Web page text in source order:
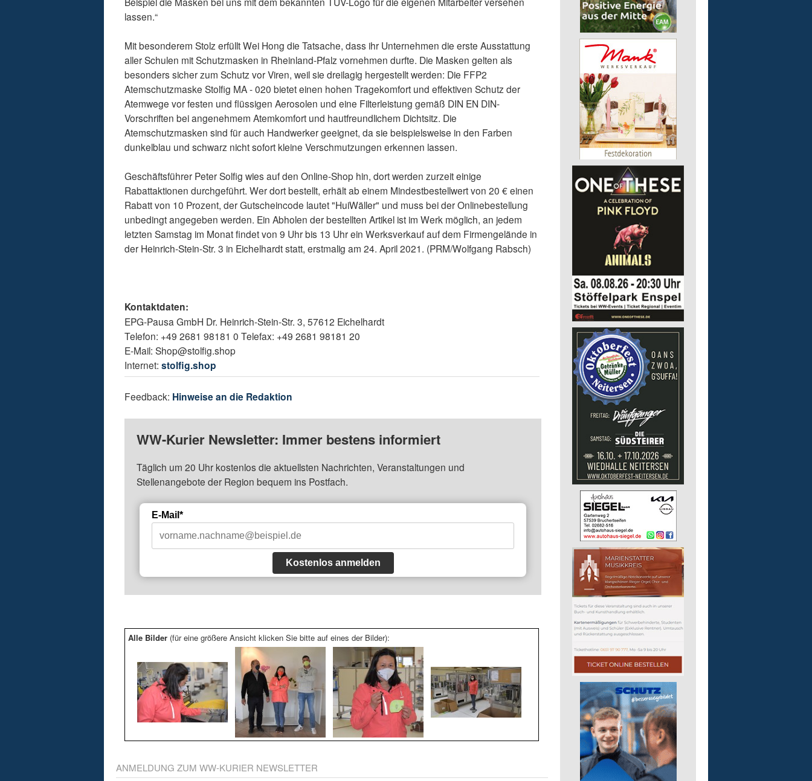
lassen.“
Mit besonderem Stolz erfüllt Wei Hong die Tatsache, dass ihr Unternehmen die erste Ausstattung
aller Schulen mit Schutzmasken in Rheinland-Pfalz vornehmen durfte. Die Masken gelten als
besonders sicher zum Schutz vor Viren, weil sie dreilagig hergestellt werden: Die FFP2
Atemschutzmaske Stolfig MA - 020 bietet einen hohen Tragekomfort und effektiven Schutz der
Atemwege vor festen und flüssigen Aerosolen und eine Filterleistung gemäß DIN EN DIN-
Vorschriften bei angenehmem Atemkomfort und hautfreundlichem Dichtsitz. Die
Atemschutzmasken sind für auch Handwerker geeignet, da sie beispielsweise in den Farben
dunkelblau und schwarz nicht sofort kleine Verschmutzungen erkennen lassen.
Geschäftsführer Peter Solfig wies auf den Online-Shop hin, dort werden zurzeit einige
Rabattaktionen durchgeführt. Wer dort bestellt, erhält ab einem Mindestbestellwert von 20 € einen
Rabatt von 10 Prozent, der Gutscheincode lautet "HuiWäller" und muss bei der Onlinebestellung
unbedingt angegeben werden. Ein Abholen der bestellten Artikel ist im Werk möglich, an jedem
letzten Samstag im Monat findet von 9 Uhr bis 13 Uhr ein Werksverkauf auf dem Firmengelände in
der Heinrich-Stein-Str. 3 in Eichelhardt statt, erstmalig am 24. April 2021. (PRM/Wolfgang Rabsch)
Kontaktdaten:
EPG-Pausa GmbH Dr. Heinrich-Stein-Str. 3, 57612 Eichelhardt
Telefon: +49 2681 98181 0 Telefax: +49 2681 98181 20
E-Mail: Shop@stolfig.shop
Internet:stolfig.shop
Feedback: Hinweise an die Redaktion
WW-Kurier Newsletter: Immer bestens informiert
Täglich um 20 Uhr kostenlos die aktuellsten Nachrichten, Veranstaltungen und
Stellenangebote der Region bequem ins Postfach.
E-Mail*
Kostenlos anmelden
Alle Bilder (für eine größere Ansicht klicken Sie bitte auf eines der Bilder):
ANMELDUNG ZUM WW-KURIER NEWSLETTER